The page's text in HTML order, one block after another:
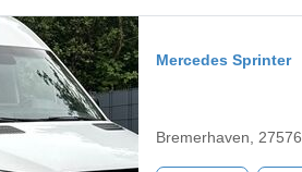
Mercedes Sprinter
Bremerhaven, 27576